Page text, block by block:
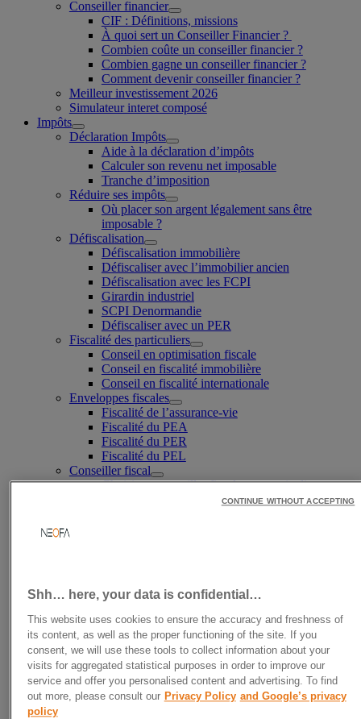
Conseiller financier
CIF : Définitions, missions
À quoi sert un Conseiller Financier ?
Combien coûte un conseiller financier ?
Combien gagne un conseiller financier ?
Comment devenir conseiller financier ?
Meilleur investissement 2026
Simulateur interet composé
Impôts
Déclaration Impôts
Aide à la déclaration d’impôts
Calculer son revenu net imposable
Tranche d’imposition
Réduire ses impôts
Où placer son argent légalement sans être
imposable ?
Défiscalisation
Défiscalisation immobilière
Défiscaliser avec l’immobilier ancien
Défiscalisation avec les FCPI
Girardin industriel
SCPI Denormandie
Défiscaliser avec un PER
Fiscalité des particuliers
Conseil en optimisation fiscale
Conseil en fiscalité immobilière
Conseil en fiscalité internationale
Enveloppes fiscales
Fiscalité de l’assurance-vie
Fiscalité du PEA
Fiscalité du PER
Fiscalité du PEL
Conseiller fiscal
Choisir un conseiller fiscal pour particulier
Combien coûte un conseiller fiscal pour
Expert-comptable
Comptable
Simulateur d’impôt 2026
Investir dans l’immobilier
Investissement locatif
Acheter pour louer
Où investir en immobilier ?
Investissement locatif sans apport
Comment réussir son investissement dans un
Shh… here, your data is confidential…
This website uses cookies to ensure the accuracy and freshness of
its content, as well as the proper functioning of the site. If you
consent, we will use these tools to collect information about your
visits for aggregated statistical purposes in order to improve our
service and offer you personalised content and advertising. To find
out more, please consult our Privacy Policy and Google’s privacy
policy
CONTINUE WITHOUT ACCEPTING